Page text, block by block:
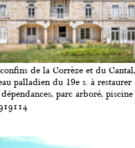
de la Corrèze et du
palladien du 19e s. à restaurer
dépendances, parc arboré, piscine